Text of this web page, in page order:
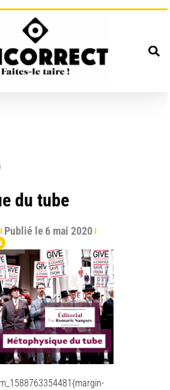
du tube
Publié le 6 mai 2020